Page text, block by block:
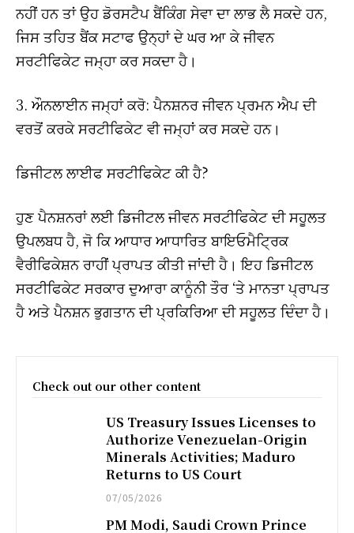
ਨਹੀਂ ਹਨ ਤਾਂ ਉਹ ਡੋਰਸਟੈਪ ਬੈਂਕਿੰਗ ਸੇਵਾ ਦਾ ਲਾਭ ਲੈ ਸਕਦੇ ਹਨ,
ਜਿਸ ਤਹਿਤ ਬੈਂਕ ਸਟਾਫ ਉਨ੍ਹਾਂ ਦੇ ਘਰ ਆ ਕੇ ਜੀਵਨ
ਸਰਟੀਫਿਕੇਟ ਜਮ੍ਹਾ ਕਰ ਸਕਦਾ ਹੈ।
3. ਔਨਲਾਈਨ ਜਮ੍ਹਾਂ ਕਰੋ: ਪੈਨਸ਼ਨਰ ਜੀਵਨ ਪ੍ਰਮਨ ਐਪ ਦੀ
ਵਰਤੋਂ ਕਰਕੇ ਸਰਟੀਫਿਕੇਟ ਵੀ ਜਮ੍ਹਾਂ ਕਰ ਸਕਦੇ ਹਨ।
ਡਿਜੀਟਲ ਲਾਈਫ ਸਰਟੀਫਿਕੇਟ ਕੀ ਹੈ?
ਹੁਣ ਪੈਨਸ਼ਨਰਾਂ ਲਈ ਡਿਜੀਟਲ ਜੀਵਨ ਸਰਟੀਫਿਕੇਟ ਦੀ ਸਹੂਲਤ
ਉਪਲਬਧ ਹੈ, ਜੋ ਕਿ ਆਧਾਰ ਆਧਾਰਿਤ ਬਾਇਓਮੈਟ੍ਰਿਕ
ਵੈਰੀਫਿਕੇਸ਼ਨ ਰਾਹੀਂ ਪ੍ਰਾਪਤ ਕੀਤੀ ਜਾਂਦੀ ਹੈ। ਇਹ ਡਿਜੀਟਲ
ਸਰਟੀਫਿਕੇਟ ਸਰਕਾਰ ਦੁਆਰਾ ਕਾਨੂੰਨੀ ਤੌਰ ‘ਤੇ ਮਾਨਤਾ ਪ੍ਰਾਪਤ
ਹੈ ਅਤੇ ਪੈਨਸ਼ਨ ਭੁਗਤਾਨ ਦੀ ਪ੍ਰਕਿਰਿਆ ਦੀ ਸਹੂਲਤ ਦਿੰਦਾ ਹੈ।
Check out our other content
US Treasury Issues Licenses to
Authorize Venezuelan-Origin
Minerals Activities; Maduro
Returns to US Court
07/05/2026
PM Modi, Saudi Crown Prince